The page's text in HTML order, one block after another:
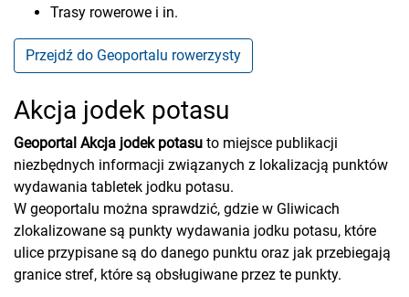
Trasy rowerowe i in.
Przejdź do Geoportalu rowerzysty
Akcja jodek potasu
Geoportal Akcja jodek potasu to miejsce publikacji
niezbędnych informacji związanych z lokalizacją punktów
wydawania tabletek jodku potasu.
W geoportalu można sprawdzić, gdzie w Gliwicach
zlokalizowane są punkty wydawania jodku potasu, które
ulice przypisane są do danego punktu oraz jak przebiegają
granice stref, które są obsługiwane przez te punkty.